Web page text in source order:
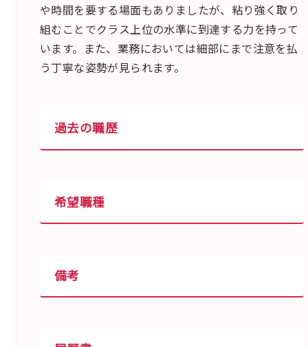
や時間を要する場面もありましたが、粘り強く取り
組むことでクラス上位の水準に到達する力を持って
います。また、業務においては細部にまで注意を払
う丁寧な姿勢が見られます。
過去の職歴
希望職種
備考